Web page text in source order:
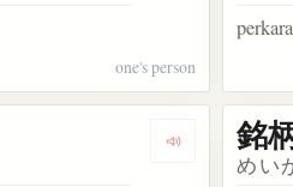
one's person
perkara
Dengarkan銘
めい